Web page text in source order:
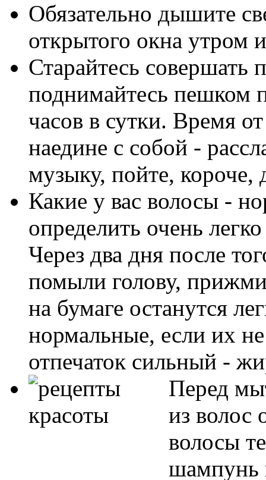
Обязательно дышите
открытого окна утром
Старайтесь совершать
поднимайтесь пешком
часов в сутки. Время
наедине с собой -
музыку, пойте, короче,
Какие у вас волосы -
определить очень
Через два дня после
помыли голову,
на бумаге останутся
нормальные, если их
отпечаток сильный -
Перед
из волос
волосы
шампунь